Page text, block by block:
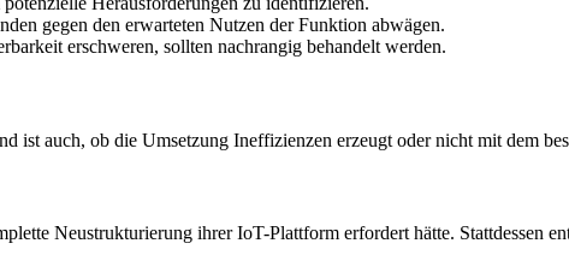
gegen den erwarteten Nutzen der Funktion abwägen.
erschweren, sollten nachrangig behandelt werden.
auch, ob die Umsetzung Ineffizienzen erzeugt oder nicht mit dem
Neustrukturierung ihrer IoT-Plattform erfordert hätte. Stattdessen